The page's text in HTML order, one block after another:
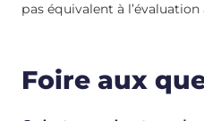
pas équivalent à
Foire aux